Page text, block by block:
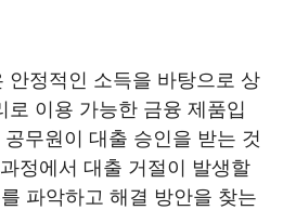
안정적인 소득을 바탕으로 상
로 이용 가능한 금융 제품입
무원이 대출 승인을 받는 것
정에서 대출 거절이 발생할
파악하고 해결 방안을 찾는